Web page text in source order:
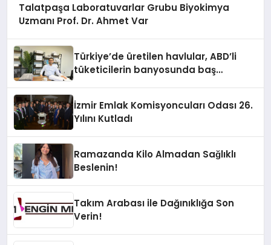
Talatpaşa Laboratuvarlar Grubu Biyokimya
Uzmanı Prof. Dr. Ahmet Var
Türkiye’de üretilen havlular, ABD’li
tüketicilerin banyosunda baş
İzmir Emlak Komisyoncuları Odası 26.
Yılını Kutladı
Ramazanda Kilo Almadan Sağlıklı
Beslenin!
Takım Arabası ile Dağınıklığa Son
Verin!